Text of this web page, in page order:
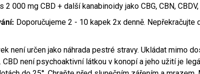
2 000 mg CBD + další kanabinoidy jako CBG, CBN, CBDV,
Doporučujeme 2 - 10 kapek 2x denně. Nepřekračujte
není určen jako náhrada pestré stravy. Ukládat mimo
CBD není psychoaktivní látkou v konopí a jeho užití je